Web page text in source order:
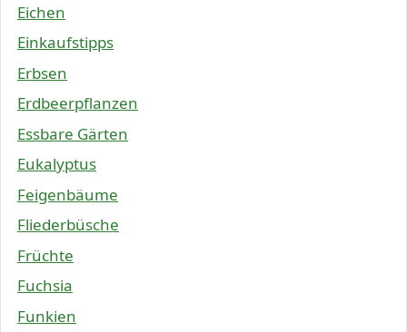
Eichen
Einkaufstipps
Erbsen
Erdbeerpflanzen
Essbare Gärten
Eukalyptus
Feigenbäume
Fliederbüsche
Früchte
Fuchsia
Funkien